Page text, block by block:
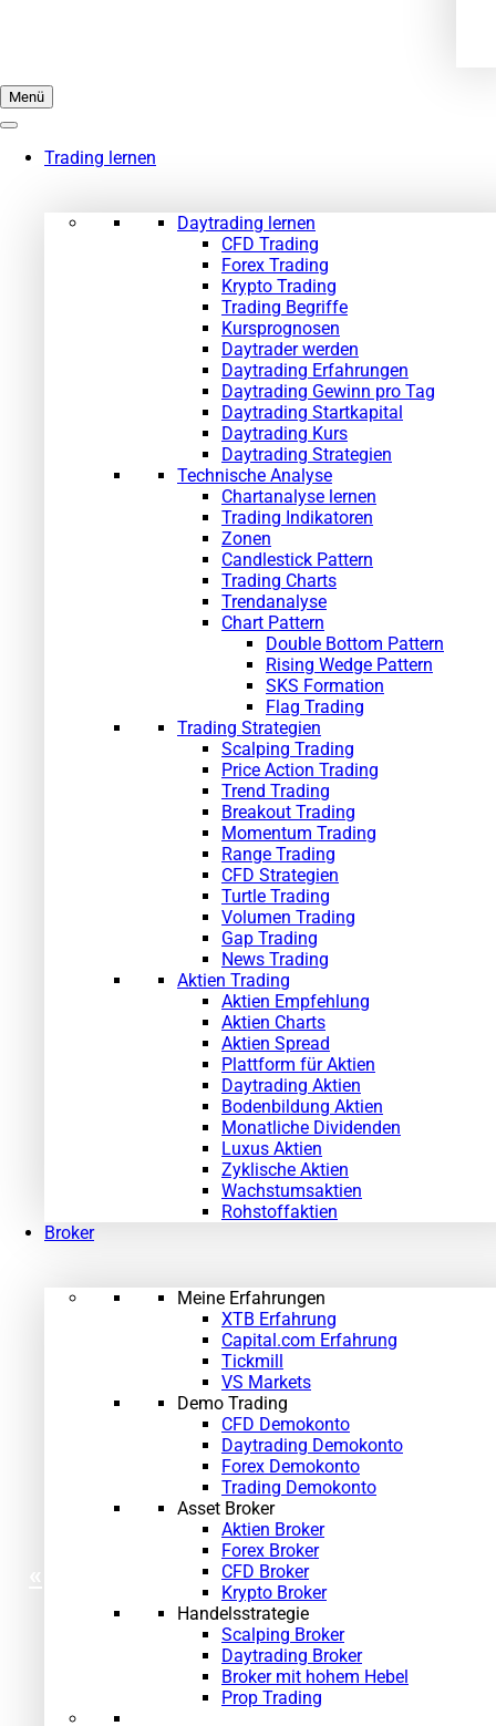
Menü
Trading lernen
Daytrading lernen
CFD Trading
Forex Trading
Krypto Trading
Trading Begriffe
Kursprognosen
Daytrader werden
Daytrading Erfahrungen
Daytrading Gewinn pro Tag
Daytrading Startkapital
Daytrading Kurs
Daytrading Strategien
Technische Analyse
Chartanalyse lernen
Trading Indikatoren
Zonen
Candlestick Pattern
Trading Charts
Trendanalyse
Chart Pattern
Double Bottom Pattern
Rising Wedge Pattern
SKS Formation
Flag Trading
Trading Strategien
Scalping Trading
Price Action Trading
Trend Trading
Breakout Trading
Momentum Trading
Range Trading
CFD Strategien
Turtle Trading
Volumen Trading
Gap Trading
News Trading
Aktien Trading
Aktien Empfehlung
Aktien Charts
Aktien Spread
Plattform für Aktien
Daytrading Aktien
Bodenbildung Aktien
Monatliche Dividenden
Luxus Aktien
Zyklische Aktien
Wachstumsaktien
Rohstoffaktien
Broker
Meine Erfahrungen
XTB Erfahrung
Capital.com Erfahrung
Tickmill
VS Markets
Demo Trading
CFD Demokonto
Daytrading Demokonto
Forex Demokonto
Trading Demokonto
Asset Broker
Aktien Broker
Forex Broker
CFD Broker
Krypto Broker
Handelsstrategie
Scalping Broker
Daytrading Broker
Broker mit hohem Hebel
Prop Trading